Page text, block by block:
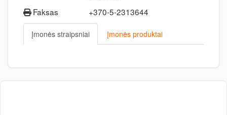
Faksas
+370-5-2313644
Įmonės straipsniai Įmonės produktai